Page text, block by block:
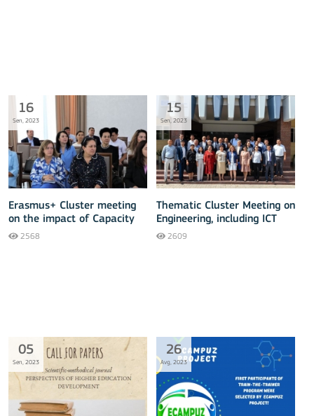
16
Sen, 2023
Erasmus+ Cluster meeting
on the impact of Capacity
Building in Higher Education
2568
15
Sen, 2023
Thematic Cluster Meeting on
Engineering, including ICT
CBHE projects
2609
05
Sen, 2023
26
Avg, 2023